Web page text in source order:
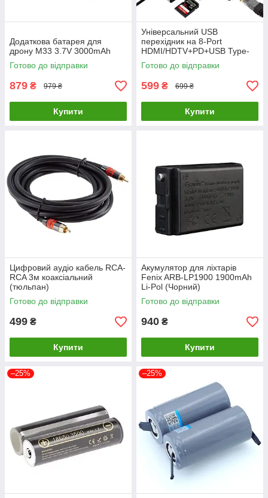
Додаткова батарея для
дрону M33 3.7V 3000mAh
Готово до відправки
879 ₴ 979 ₴
Купити
Універсальний USB
перехідник на 8-Port
HDMI/HDTV+PD+USB Type-
C+SD+TF+RJ45
Готово до відправки
599 ₴ 699 ₴
Купити
Цифровий аудіо кабель RCA-
RCA 3м коаксіальний
(тюльпан)
Готово до відправки
499 ₴
Купити
Акумулятор для ліхтарів
Fenix ARB-LP1900 1900mAh
Li-Pol (Чорний)
Готово до відправки
940 ₴
Купити
–25% –25%